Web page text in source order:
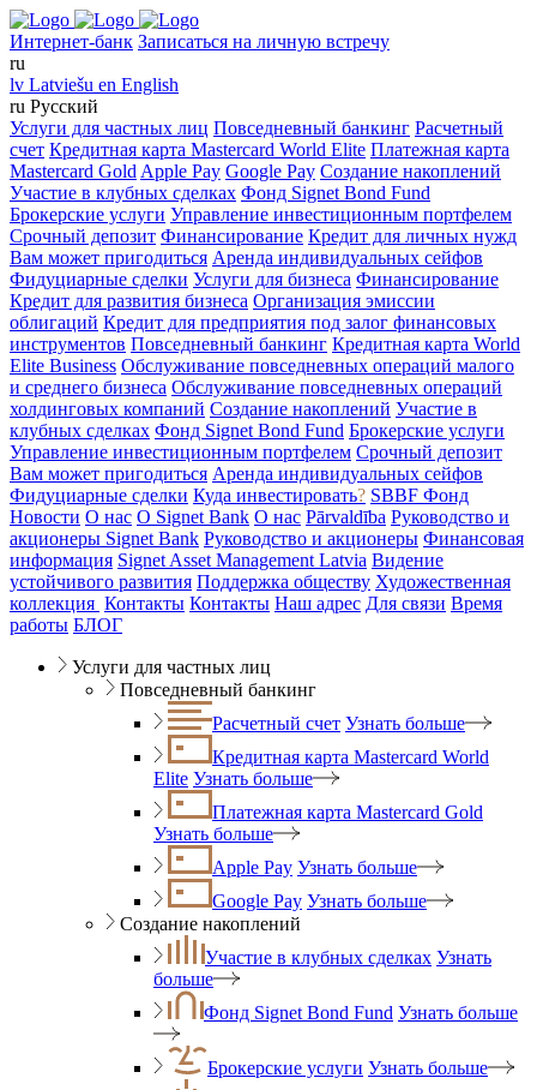
Интернет-банк Записаться на личную встречу
ru
lv Latviešu en English
ru Русский
Услуги для частных лиц Повседневный банкинг Расчетный
счет Кредитная карта Mastercard World Elite Платежная карта
Mastercard Gold Apple Pay Google Pay Создание накоплений
Участие в клубных сделках Фонд Signet Bond Fund
Брокерские услуги Управление инвестиционным портфелем
Срочный депозит Финансирование Кредит для личных нужд
Вам может пригодиться Аренда индивидуальных сейфов
Фидуциарные сделки Услуги для бизнеса Финансирование
Кредит для развития бизнеса Организация эмиссии
облигаций Кредит для предприятия под залог финансовых
инструментов Повседневный банкинг Кредитная карта World
Elite Business Обслуживание повседневных операций малого
и среднего бизнеса Обслуживание повседневных операций
холдинговых компаний Создание накоплений Участие в
клубных сделках Фонд Signet Bond Fund Брокерские услуги
Управление инвестиционным портфелем Срочный депозит
Вам может пригодиться Аренда индивидуальных сейфов
Фидуциарные сделки Куда инвестировать? SBBF Фонд
Новости О нас O Signet Bank О нас Pārvaldība Руководство и
акционеры Signet Bank Руководство и акционеры Финансовая
информация Signet Asset Management Latvia Видение
устойчивого развития Поддержка обществу Художественная
коллекция Контакты Контакты Наш адрес Для связи Время
работы БЛОГ
Услуги для частных лиц
Повседневный банкинг
Расчетный счет Узнать больше
Кредитная карта Mastercard World
Elite Узнать больше
Платежная карта Mastercard Gold
Узнать больше
Apple Pay Узнать больше
Google Pay Узнать больше
Создание накоплений
Участие в клубных сделках Узнать
больше
Фонд Signet Bond Fund Узнать больше
Брокерские услуги Узнать больше